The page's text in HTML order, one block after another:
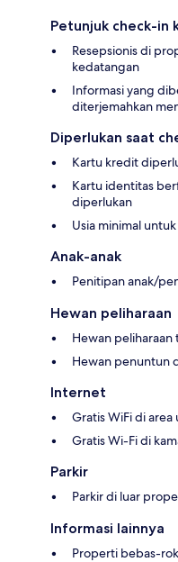
Petunjuk check-in
Resepsionis di
kedatangan
Informasi yang
diterjemahkan
Diperlukan saat
Kartu kredit
Kartu identitas
diperlukan
Usia minimal
Anak-anak
Penitipan anak/
Hewan peliharaan
Hewan
Hewan penuntun
Internet
Gratis WiFi di area
Gratis Wi-Fi di
Parkir
Parkir di luar
Informasi lainnya
Properti bebas-